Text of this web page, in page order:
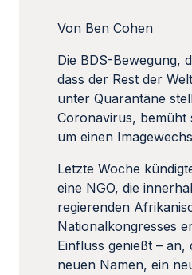
Von Ben Cohen
Die BDS-Bewegung,
dass der Rest der
unter Quarantäne
Coronavirus, bemüht
um einen
Letzte Woche
eine NGO, die
regierenden
Nationalkongresses
Einfluss genießt – an,
neuen Namen, ein